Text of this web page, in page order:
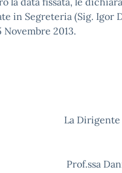
in Segreteria (Sig. Igor
2013.
La Dirigente
Prof.ssa